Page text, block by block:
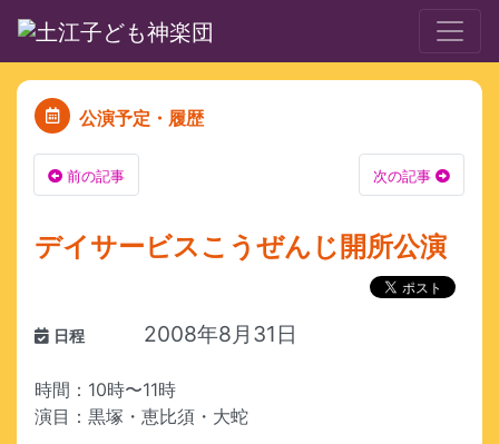
公演予定・履歴
前の記事 次の記事
デイサービスこうぜんじ開所公演
日程 2008年8月31日
時間：10時〜11時
演目：黒塚・恵比須・大蛇